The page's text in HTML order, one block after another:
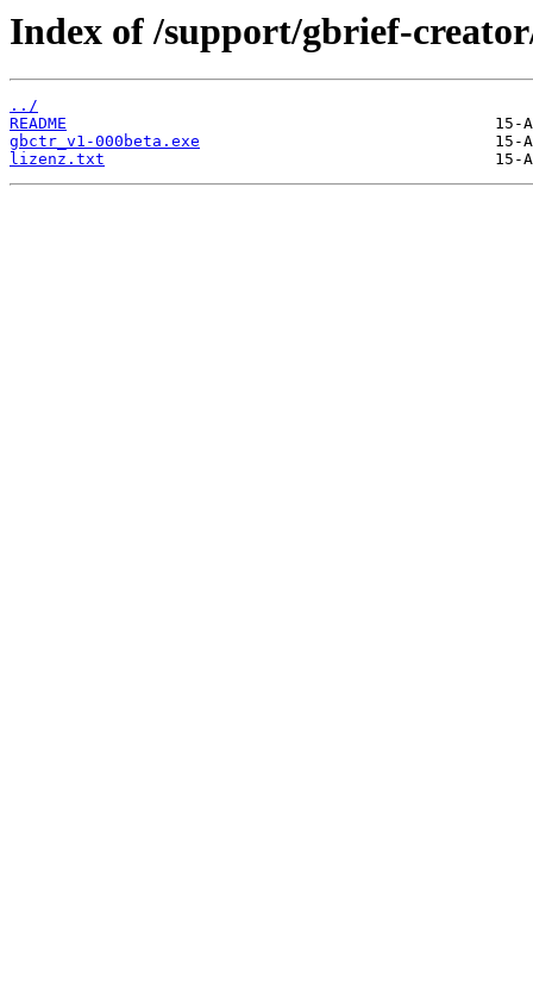
Index of /support/gbrief-
../
README
gbctr_v1-000beta.exe
lizenz.txt